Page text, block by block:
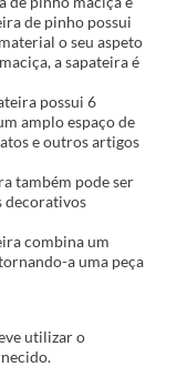
de pinho possui
o seu aspeto
a sapateira é
possui 6
amplo espaço de
e outros artigos
também pode ser
decorativos
combina um
a uma peça
utilizar o